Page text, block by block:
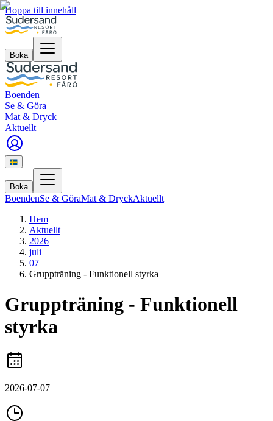
Hoppa till innehåll
Boka
Boenden
Se & Göra
Mat & Dryck
Aktuellt
Boka
BoendenSe & GöraMat & DryckAktuellt
Hem
Aktuellt
2026
juli
07
Gruppträning - Funktionell styrka
Gruppträning - Funktionell
styrka
2026-07-07